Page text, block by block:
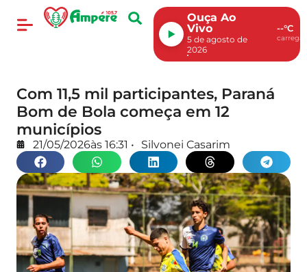
Ouça Ao
Vivo
5 de agosto de
2026
--°C
Com 11,5 mil participantes, Paraná
Bom de Bola começa em 12
municípios
21/05/2026às 16:31 • Silvonei Casarim